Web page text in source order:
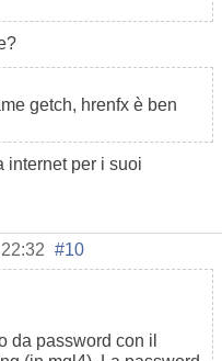
getch, hrenfx è ben
internet per i suoi
#10
da password con il